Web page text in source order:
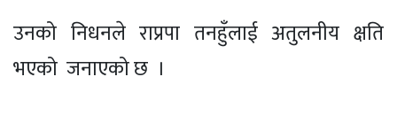
उनको निधनले राप्रपा तनहुँलाई अतुलनीय क्षति
भएको जनाएको छ ।